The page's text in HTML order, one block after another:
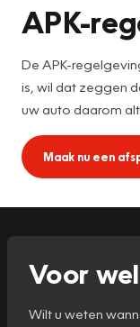
APK-
De APK-
is, wil dat zeggen
uw auto daarom
Maak nu een
Voor
Wilt u weten